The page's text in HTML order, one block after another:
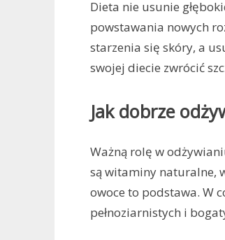
Dieta nie usunie
powstawania nowych
starzenia się skóry, a
swojej diecie zwrócić
Jak dobrze
Ważną rolę w
są witaminy naturalne,
owoce to podstawa. W
pełnoziarnistych i